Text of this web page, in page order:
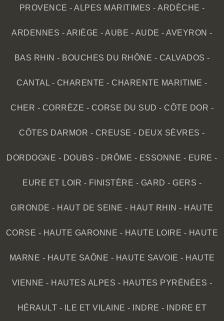
PROVENCE - ALPES MARITIMES - ARDÈCHE -
ARDENNES - ARIÈGE -AUBE - AUDE -AVEYRON -
BAS RHIN - BOUCHES DU RHÔNE - CALVADOS -
CANTAL - CHARENTE -CHARENTE MARITIME -
CHER - CORRÈZE - CORSE DU SUD - CÔTE DOR -
CÔTES DARMOR - CREUSE - DEUX SÈVRES -
DORDOGNE - DOUBS - DRÔME - ESSONNE - EURE -
EURE ET LOIR - FINISTÈRE - GARD - GERS -
GIRONDE - HAUT DE SEINE - HAUT RHIN - HAUTE
CORSE - HAUTE GARONNE - HAUTE LOIRE - HAUTE
MARNE - HAUTE SAÔNE - HAUTE SAVOIE - HAUTE
VIENNE - HAUTES ALPES - HAUTES PYRÉNÉES -
HÉRAULT - ILE ET VILAINE - INDRE - INDRE ET